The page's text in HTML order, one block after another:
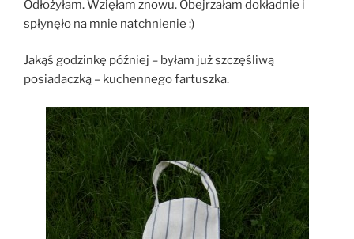
Odłożyłam. Wzięłam znowu. Obejrzałam dokładnie i
spłynęło na mnie natchnienie :)
Jakąś godzinkę później – byłam już szczęśliwą
posiadaczką – kuchennego fartuszka.